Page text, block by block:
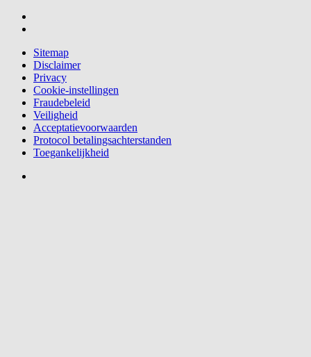
Sitemap
Disclaimer
Privacy
Cookie-instellingen
Fraudebeleid
Veiligheid
Acceptatievoorwaarden
Protocol betalingsachterstanden
Toegankelijkheid